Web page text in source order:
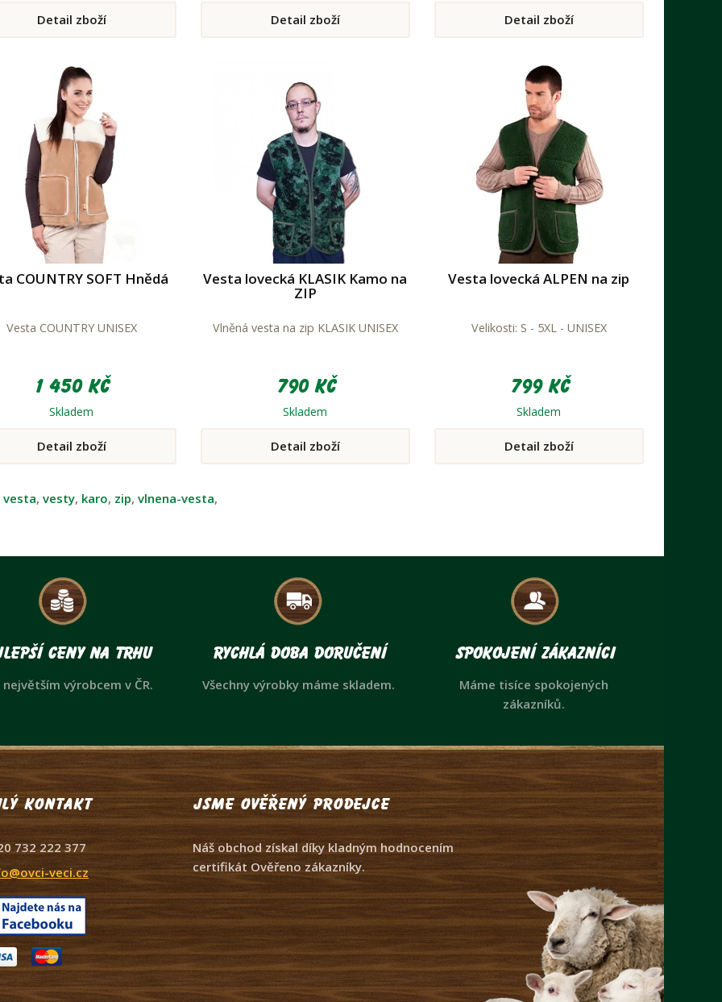
Detail zboží Detail zboží Detail zboží
COUNTRY SOFT Hnědá
Vesta COUNTRY UNISEX
1 450 Kč
Skladem
Detail zboží
Vesta lovecká KLASIK Kamo na
ZIP
Vlněná vesta na zip KLASIK UNISEX
790 Kč
Skladem
Detail zboží
Vesta lovecká ALPEN na zip
Velikosti: S - 5XL - UNISEX
799 Kč
Skladem
Detail zboží
vesta, vesty, karo, zip, vlnena-vesta,
ceny na trhu
největším výrobcem v ČR.
Rychlá doba doručení
Všechny výrobky máme skladem.
Spokojení zákazníci
Máme tisíce spokojených
zákazníků.
kontakt
732 222 377
veci.cz
Jsme ověřený prodejce
Náš obchod získal díky kladným hodnocením
certifikát Ověřeno zákazníky.